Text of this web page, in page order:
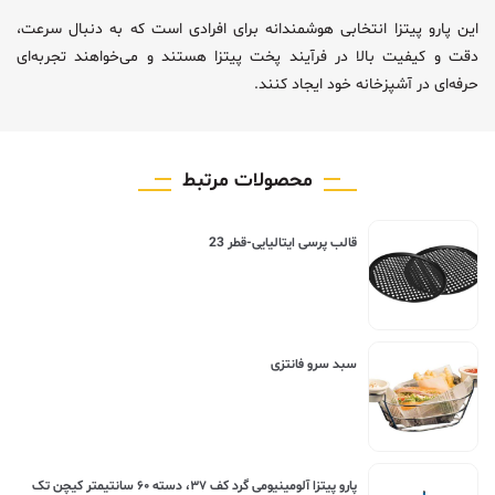
این پارو پیتزا انتخابی هوشمندانه برای افرادی است که به دنبال سرعت،
دقت و کیفیت بالا در فرآیند پخت پیتزا هستند و می‌خواهند تجربه‌ای
حرفه‌ای در آشپزخانه خود ایجاد کنند.
محصولات مرتبط
قالب پرسی ایتالیایی-قطر 23
سبد سرو فانتزی
پارو پیتزا آلومینیومی گرد کف ۳۷، دسته ۶۰ سانتیمتر کیچن تک